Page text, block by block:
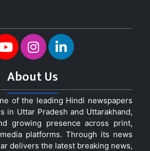
About Us
of the leading Hindi newspapers
in Uttar Pradesh and Uttarakhand,
growing presence across print,
platforms. Through its news
delivers the latest breaking news,